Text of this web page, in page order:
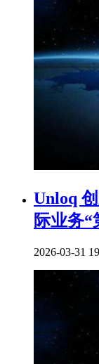
Unloq
际业务“
2026-03-31